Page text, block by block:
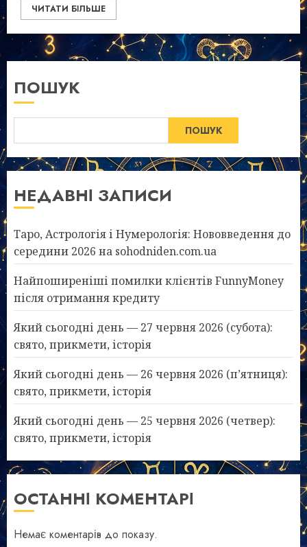
ЧИТАТИ БІЛЬШЕ
ПОШУК
ПОШУК
НЕДАВНІ ЗАПИСИ
Таро, Астрологія і Нумерологія: Нововведення до
середини 2026 на sohodniden.com.ua
Найпоширеніші помилки клієнтів FunnyMoney
після отримання кредиту
Який сьогодні день — 27 червня 2026 (субота):
свято, прикмети, історія
Який сьогодні день — 26 червня 2026 (п’ятниця):
свято, прикмети, історія
Який сьогодні день — 25 червня 2026 (четвер):
свято, прикмети, історія
ОСТАННІ КОМЕНТАРІ
Немає коментарів до показу.